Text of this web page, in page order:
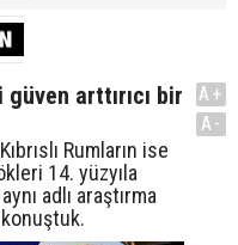
güven arttırıcı bir
Rumların ise
14. yüzyıla
adlı araştırma
konuştuk.
A+
A-